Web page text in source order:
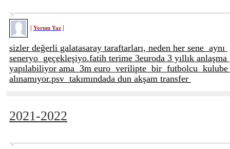
Yorum Yaz
sizler değerli galatasaray taraftarları, neden her sene aynı
seneryo geçekleşiyo.fatih terime 3euroda 3 yıllık anlaşma
yapılabiliyor ama 3m euro verilipte bir futbolcu kulube
alınamıyor.psv takımındada dun akşam transfer
2021-2022